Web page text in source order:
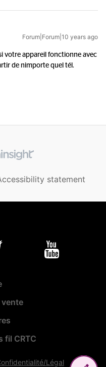
Forum|Forum|10 years ago
votre appareil fonctionne avec
de nimporte quel tél.
statement
fil CRTC
Légal